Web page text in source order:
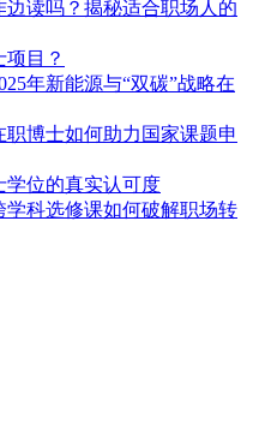
边读吗？揭秘适合职场人的
目？
年新能源与“双碳”战略在
博士如何助力国家课题申
学位的真实认可度
科选修课如何破解职场转